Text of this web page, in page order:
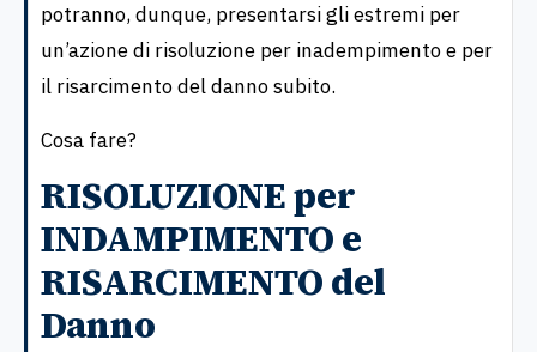
potranno, dunque, presentarsi gli estremi per
un’azione di risoluzione per inadempimento e per
il risarcimento del danno subito.
Cosa fare?
RISOLUZIONE per
INDAMPIMENTO e
RISARCIMENTO del
Danno